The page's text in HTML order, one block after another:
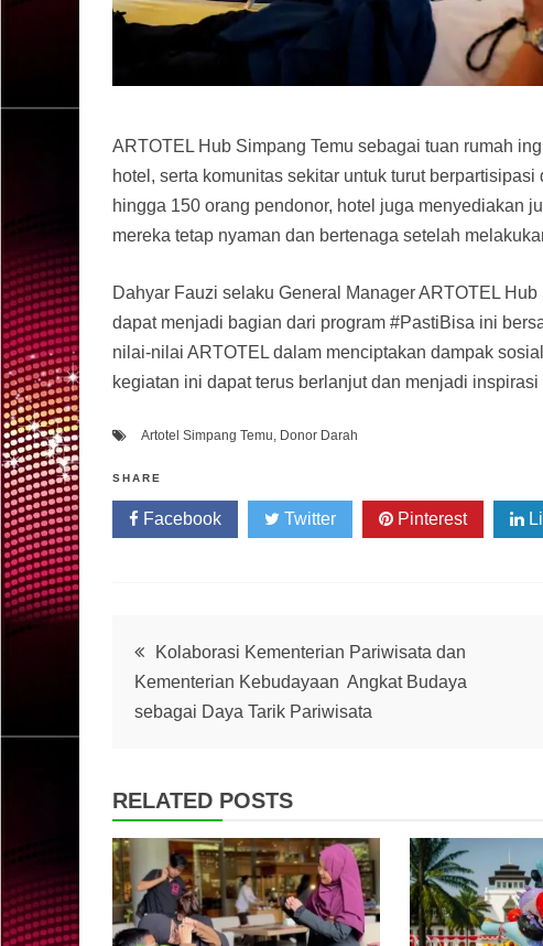
ARTOTEL Hub Simpang Temu sebagai tuan rumah
hotel, serta komunitas sekitar untuk turut
hingga 150 orang pendonor, hotel juga menyediakan
mereka tetap nyaman dan bertenaga setelah
Dahyar Fauzi selaku General Manager ARTOTEL
dapat menjadi bagian dari program #PastiBisa ini
nilai-nilai ARTOTEL dalam menciptakan dampak
kegiatan ini dapat terus berlanjut dan menjadi
Artotel Simpang Temu Donor Darah
SHARE
Facebook Twitter Pinterest
Post
navigation
Kolaborasi Kementerian Pariwisata dan
Kementerian Kebudayaan Angkat Budaya
sebagai Daya Tarik Pariwisata
RELATED POSTS